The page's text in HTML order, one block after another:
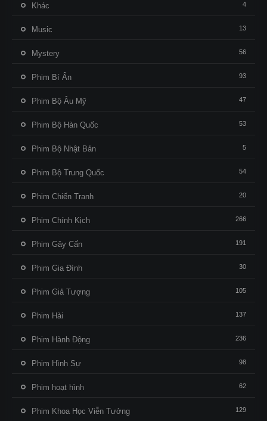
Khác 4
Music 13
Mystery 56
Phim Bí Ẩn 93
Phim Bộ Âu Mỹ 47
Phim Bộ Hàn Quốc 53
Phim Bộ Nhật Bản 5
Phim Bộ Trung Quốc 54
Phim Chiến Tranh 20
Phim Chính Kịch 266
Phim Gây Cấn 191
Phim Gia Đình 30
Phim Giả Tượng 105
Phim Hài 137
Phim Hành Động 236
Phim Hình Sự 98
Phim hoạt hình 62
Phim Khoa Học Viễn Tưởng 129